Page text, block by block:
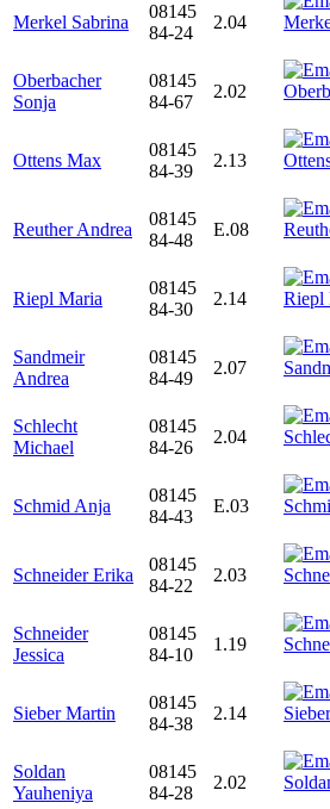
Merkel Sabrina
08145
84-24
2.04
Oberbacher
Sonja
08145
84-67
2.02
Ottens Max
08145
84-39
2.13
Reuther Andrea
08145
84-48
E.08
Riepl Maria
08145
84-30
2.14
Sandmeir
Andrea
08145
84-49
2.07
Schlecht
Michael
08145
84-26
2.04
Schmid Anja
08145
84-43
E.03
Schneider Erika
08145
84-22
2.03
Schneider
Jessica
08145
84-10
1.19
Sieber Martin
08145
84-38
2.14
Soldan
Yauheniya
08145
84-28
2.02